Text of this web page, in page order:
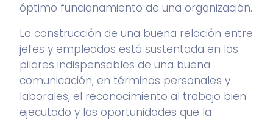
óptimo funcionamiento de una organización.
La construcción de una buena relación entre
jefes y empleados está sustentada en los
pilares indispensables de una buena
comunicación, en términos personales y
laborales, el reconocimiento al trabajo bien
ejecutado y las oportunidades que la